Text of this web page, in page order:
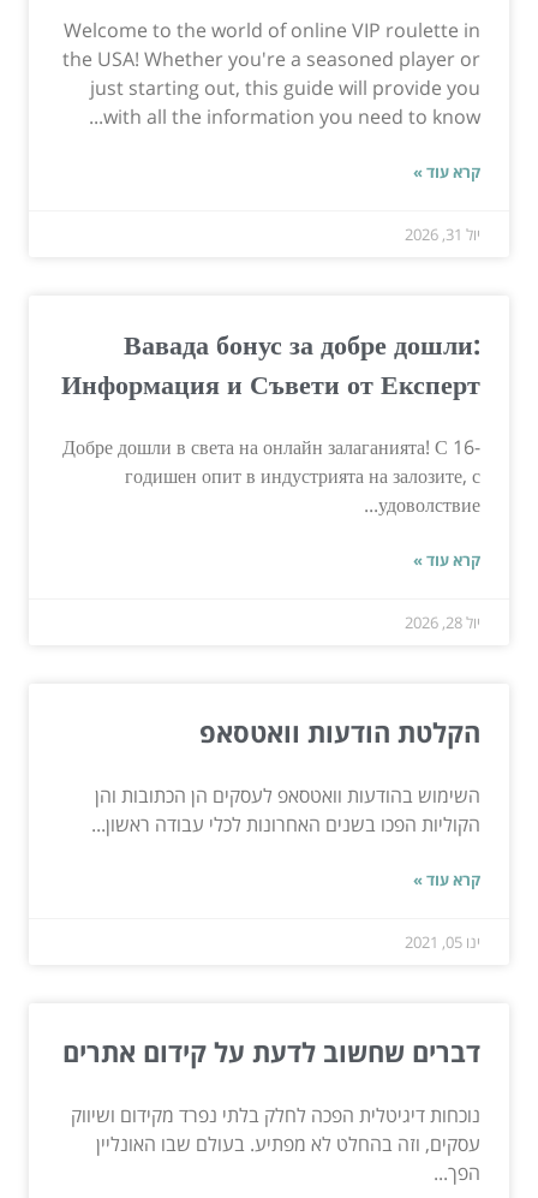
Welcome to the world of online VIP roulette in
the USA! Whether you're a seasoned player or
just starting out, this guide will provide you
with all the information you need to know...
קרא עוד »
יול 31, 2026
Вавада бонус за добре дошли:
Информация и Съвети от Експерт
Добре дошли в света на онлайн залаганията! С 16-
годишен опит в индустрията на залозите, с
удоволствие...
קרא עוד »
יול 28, 2026
הקלטת הודעות וואטסאפ
השימוש בהודעות וואטסאפ לעסקים הן הכתובות והן
הקוליות הפכו בשנים האחרונות לכלי עבודה ראשון...
קרא עוד »
ינו 05, 2021
דברים שחשוב לדעת על קידום אתרים
נוכחות דיגיטלית הפכה לחלק בלתי נפרד מקידום ושיווק
עסקים, וזה בהחלט לא מפתיע. בעולם שבו האונליין
הפך...